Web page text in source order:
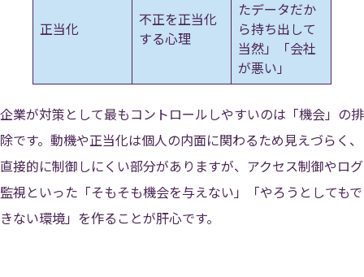
正当化
不正を正当化
する心理
たデータだか
ら持ち出して
当然」「会社
が悪い」
企業が対策として最もコントロールしやすいのは「機会」の排
除です。動機や正当化は個人の内面に関わるため見えづらく、
直接的に制御しにくい部分がありますが、アクセス制御やログ
監視といった「そもそも機会を与えない」「やろうとしてもで
きない環境」を作ることが肝心です。